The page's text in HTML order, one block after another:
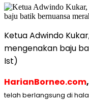
Ketua Adwindo
mengenakan baju
Ist)
HarianBorneo.com,
telah berlangsung di